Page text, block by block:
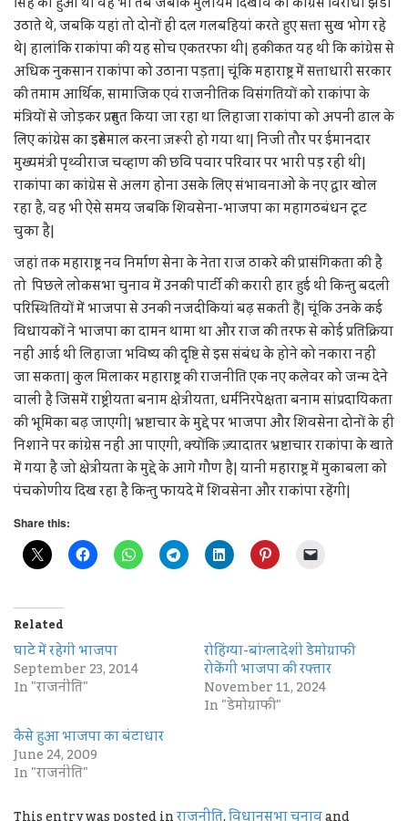
उठाते थे, जबकि यहां तो दोनों ही दल गलबहियां करते हुए सत्ता सुख भोग रहे
थे| हालांकि राकांपा की यह सोच एकतरफा थी| हकीकत यह थी कि कांग्रेस से
अधिक नुकसान राकांपा को उठाना पड़ता| चूंकि महाराष्ट्र में सत्ताधारी सरकार
की तमाम आर्थिक, सामाजिक एवं राजनीतिक विसंगतियों को राकांपा के
मंत्रियों से जोड़कर प्रस्तुत किया जा रहा था लिहाजा राकांपा को अपनी ढाल के
लिए कांग्रेस का इस्तेमाल करना ज़रूरी हो गया था| निजी तौर पर ईमानदार
मुख्यमंत्री पृथ्वीराज चव्हाण की छवि पवार परिवार पर भारी पड़ रही थी|
राकांपा का कांग्रेस से अलग होना उसके लिए संभावनाओं के नए द्वार खोल
रहा है, वह भी ऐसे समय जबकि शिवसेना-भाजपा का महागठबंधन टूट
चुका है|
जहां तक महाराष्ट्र नव निर्माण सेना के नेता राज ठाकरे की प्रासंगिकता की है
तो पिछले लोकसभा चुनाव में उनकी पार्टी की करारी हार हुई थी किन्तु बदली
परिस्थितियों में भाजपा से उनकी नजदीकियां बढ़ सकती हैं| चूंकि उनके कई
विधायकों ने भाजपा का दामन थामा था और राज की तरफ से कोई प्रतिक्रिया
नहीं आई थी लिहाजा भविष्य की दृष्टि से इस संबंध के होने को नकारा नहीं
जा सकता| कुल मिलाकर महाराष्ट्र की राजनीति एक नए कलेवर को जन्म देने
वाली है जिसमें राष्ट्रीयता बनाम क्षेत्रीयता, धर्मनिरपेक्षता बनाम सांप्रदायिकता
की भूमिका बढ़ जाएगी| भ्रष्टाचार के मुद्दे पर भाजपा और शिवसेना दोनों के ही
निशाने पर कांग्रेस नहीं आ पाएगी, क्योंकि ज़्यादातर भ्रष्टाचार राकांपा के खाते
में गया है जो क्षेत्रीयता के मुद्दे के आगे गौण है| यानी महाराष्ट्र में मुकाबला को
पंचकोणीय दिख रहा है किन्तु फायदे में शिवसेना और राकांपा रहेंगी|
Share this:
Related
घाटे में रहेगी भाजपा
September 23, 2014
In "राजनीति"
रोहिंग्या-बांग्लादेशी डेमोग्राफी
रोकेंगी भाजपा की रफ्तार
November 11, 2024
In "डेमोग्राफी"
कैसे हुआ भाजपा का बंटाधार
June 24, 2009
In "राजनीति"